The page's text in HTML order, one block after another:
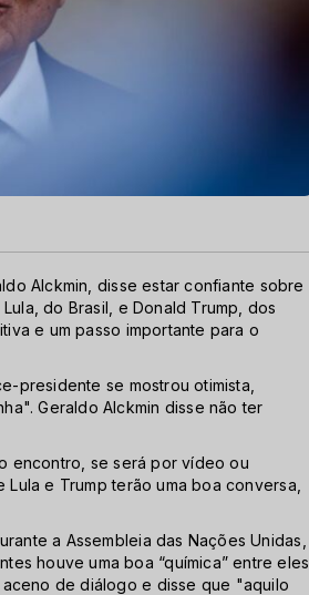
Alckmin, disse estar confiante sobre
do Brasil, e Donald Trump, dos
e um passo importante para o
presidente se mostrou otimista,
Geraldo Alckmin disse não ter
encontro, se será por vídeo ou
e Trump terão uma boa conversa,
a Assembleia das Nações Unidas,
houve uma boa “química” entre eles
de diálogo e disse que "aquilo